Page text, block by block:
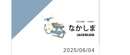
2025/06/04